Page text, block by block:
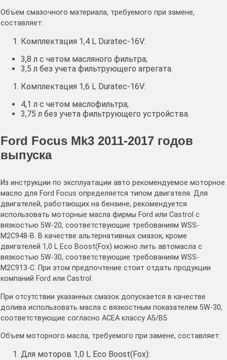
Объем смазочного материала, требуемого при замене,
составляет:
Комплектация 1,4 L Duratec-16V:
3,8 л с четом масляного фильтра;
3,5 л без учета фильтрующего агрегата.
Комплектация 1,6 L Duratec-16V:
4,1 л с четом маслофильтра;
3,75 л без учета фильтрующего устройства.
Ford Focus Mk3 2011-2017 годов
выпуска
Из инструкции по эксплуатации авто рекомендуемое моторное
масло для Ford Focus определяется типом двигателя. Для
двигателей, работающих на бензине, рекомендуется
использовать моторные масла фирмы Ford или Castrol с
вязкостью 5W-20, соответствующие требованиям WSS-
M2C948-B. В качестве альтернативных смазок, кроме
двигателей 1,0 L Eco Boost(Fox) можно лить автомасла с
вязкостью 5W-30, соответствующие требованиям WSS-
M2C913-С. При этом предпочтение стоит отдать продукции
компаний Ford или Castrol.
При отсутствии указанных смазок допускается в качестве
долива использовать масла с вязкостным показателем 5W-30,
соответствующие согласно АСЕА классу А5/В5.
Объем моторного масла, требуемого при замене, составляет:
Для моторов 1,0 L Eco Boost(Fox):